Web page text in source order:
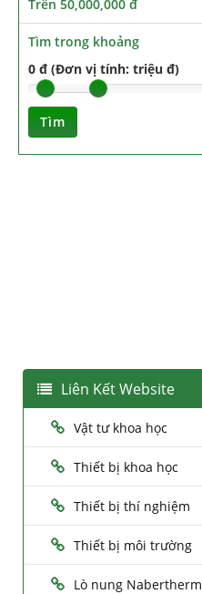
Trên 50,000,000 đ
Tìm trong khoảng
0 đ (Đơn vị tính: triệu đ)
Tìm
Liên Kết Website
Vật tư khoa học
Thiết bị khoa học
Thiết bị thí nghiệm
Thiết bị môi trường
Lò nung Nabertherm